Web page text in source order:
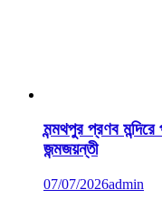
মন্মথপুর প্রণব
জন্মজয়ন্তী
07/07/2026admin